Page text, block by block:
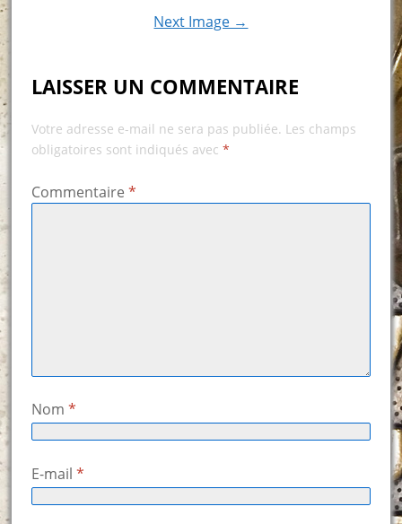
Next Image →
LAISSER UN COMMENTAIRE
Votre adresse e-mail ne sera pas publiée. Les champs
obligatoires sont indiqués avec *
Commentaire *
Nom *
E-mail *